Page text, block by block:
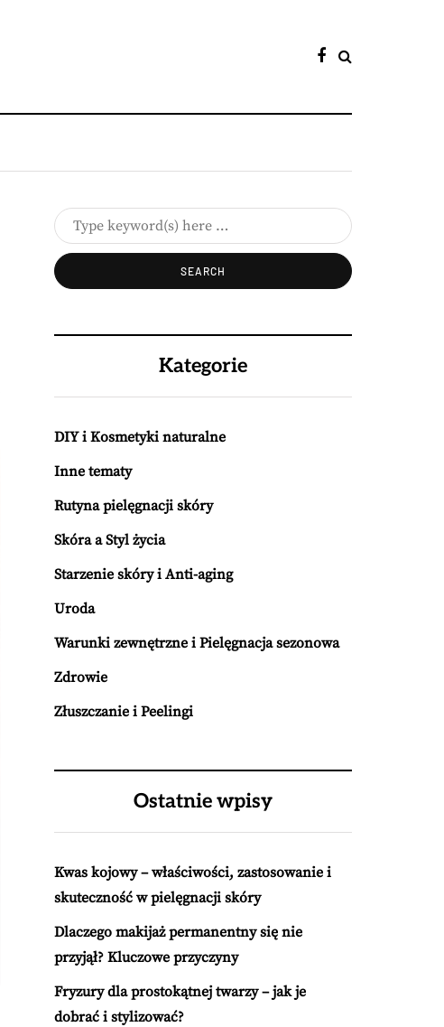
Kategorie
DIY i Kosmetyki naturalne
Inne tematy
Rutyna pielęgnacji skóry
Skóra a Styl życia
Starzenie skóry i Anti-aging
Uroda
Warunki zewnętrzne i Pielęgnacja sezonowa
Zdrowie
Złuszczanie i Peelingi
Ostatnie wpisy
Kwas kojowy – właściwości, zastosowanie i
skuteczność w pielęgnacji skóry
Dlaczego makijaż permanentny się nie
przyjął? Kluczowe przyczyny
Fryzury dla prostokątnej twarzy – jak je
dobrać i stylizować?